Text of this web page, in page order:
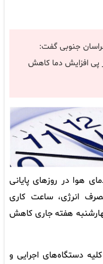
جنوبی گفت:
پی افزایش دما کاهش
هوا در روزهای پایانی
انرژی، ساعت کاری
هفته جاری کاهش
دستگاه‌های اجرایی و